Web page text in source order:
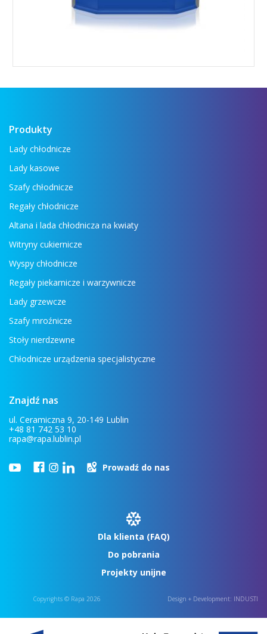
Produkty
Lady chłodnicze
Lady kasowe
Szafy chłodnicze
Regały chłodnicze
Altana i lada chłodnicza na kwiaty
Witryny cukiernicze
Wyspy chłodnicze
Regały piekarnicze i warzywnicze
Lady grzewcze
Szafy mroźnicze
Stoły nierdzewne
Chłodnicze urządzenia specjalistyczne
Znajdź nas
ul. Ceramiczna 9, 20-149 Lublin
+48 81 742 53 10
rapa@rapa.lublin.pl
Prowadź do nas
Dla klienta (FAQ)
Do pobrania
Projekty unijne
Copyrights © Rapa 2026 Design + Development: INDUSTI